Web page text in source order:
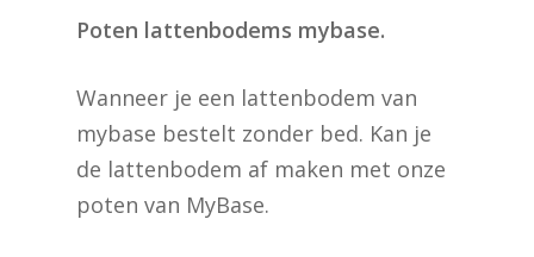
Poten lattenbodems mybase.
Wanneer je een lattenbodem van
mybase bestelt zonder bed. Kan je
de lattenbodem af maken met onze
poten van MyBase.